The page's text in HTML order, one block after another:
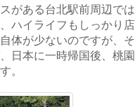
がある台北駅前周辺で
ハイライフもしっかり
体が少ないのですが、
日本に一時帰国後、桃
。